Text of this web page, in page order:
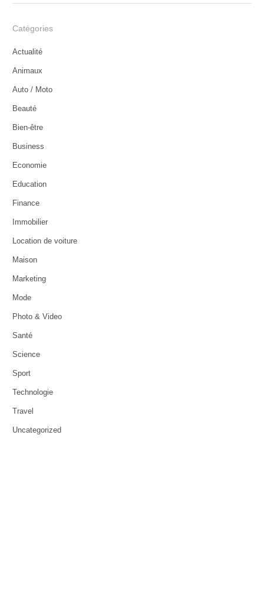
Catégories
Actualité
Animaux
Auto / Moto
Beauté
Bien-être
Business
Economie
Education
Finance
Immobilier
Location de voiture
Maison
Marketing
Mode
Photo & Video
Santé
Science
Sport
Technologie
Travel
Uncategorized